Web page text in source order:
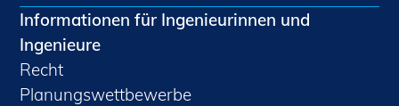
Informationen für Ingenieurinnen und
Ingenieure
Recht
Planungswettbewerbe